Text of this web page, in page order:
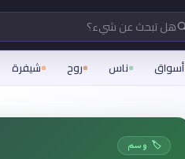
هل تبحث عن شيء؟
أسواق ناس روح شيفرة
🏷️ وسم